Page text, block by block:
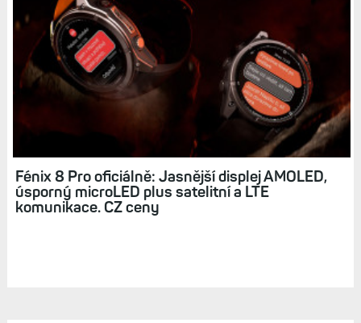
Fénix 8 Pro oficiálně: Jasnější displej AMOLED,
úsporný microLED plus satelitní a LTE
komunikace. CZ ceny